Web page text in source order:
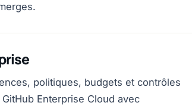
politiques, budgets et contrôles
Enterprise Cloud avec